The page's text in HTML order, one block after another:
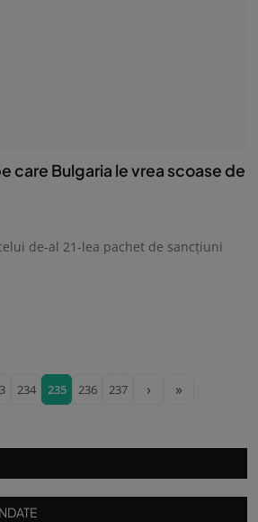
care Bulgaria le vrea scoase de
de-al 21-lea pachet de sancțiuni
234 235 236 237 › »